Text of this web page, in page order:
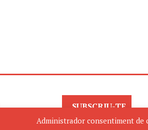
Administrador consentiment de
SUBSCRIU-TE
AL BUTLLETÍ